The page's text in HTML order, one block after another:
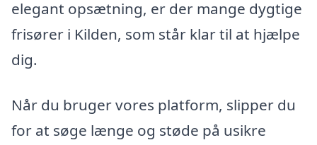
elegant opsætning, er der mange dygtige
frisører i Kilden, som står klar til at hjælpe
dig.
Når du bruger vores platform, slipper du
for at søge længe og støde på usikre